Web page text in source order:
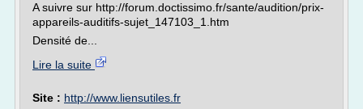
A suivre sur http://forum.doctissimo.fr/sante/audition/prix-
appareils-auditifs-sujet_147103_1.htm
Densité de...
Lire la suite
Site : http://www.liensutiles.fr